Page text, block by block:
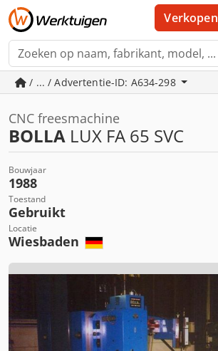
Verkopen
/ ... / Advertentie-ID: A634-298
CNC freesmachine
BOLLA LUX FA 65 SVC
Bouwjaar
1988
Toestand
Gebruikt
Locatie
Wiesbaden